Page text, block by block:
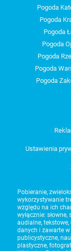
Pogoda
Pogoda
Pogoda
Pogoda
Pogoda
Pogoda
Pogoda
Ustawienia
Pobieranie,
wykorzystywanie
względu na ich
wyłącznie:
audialne,
danych i zawarte
publicystyczne,
plastyczne,